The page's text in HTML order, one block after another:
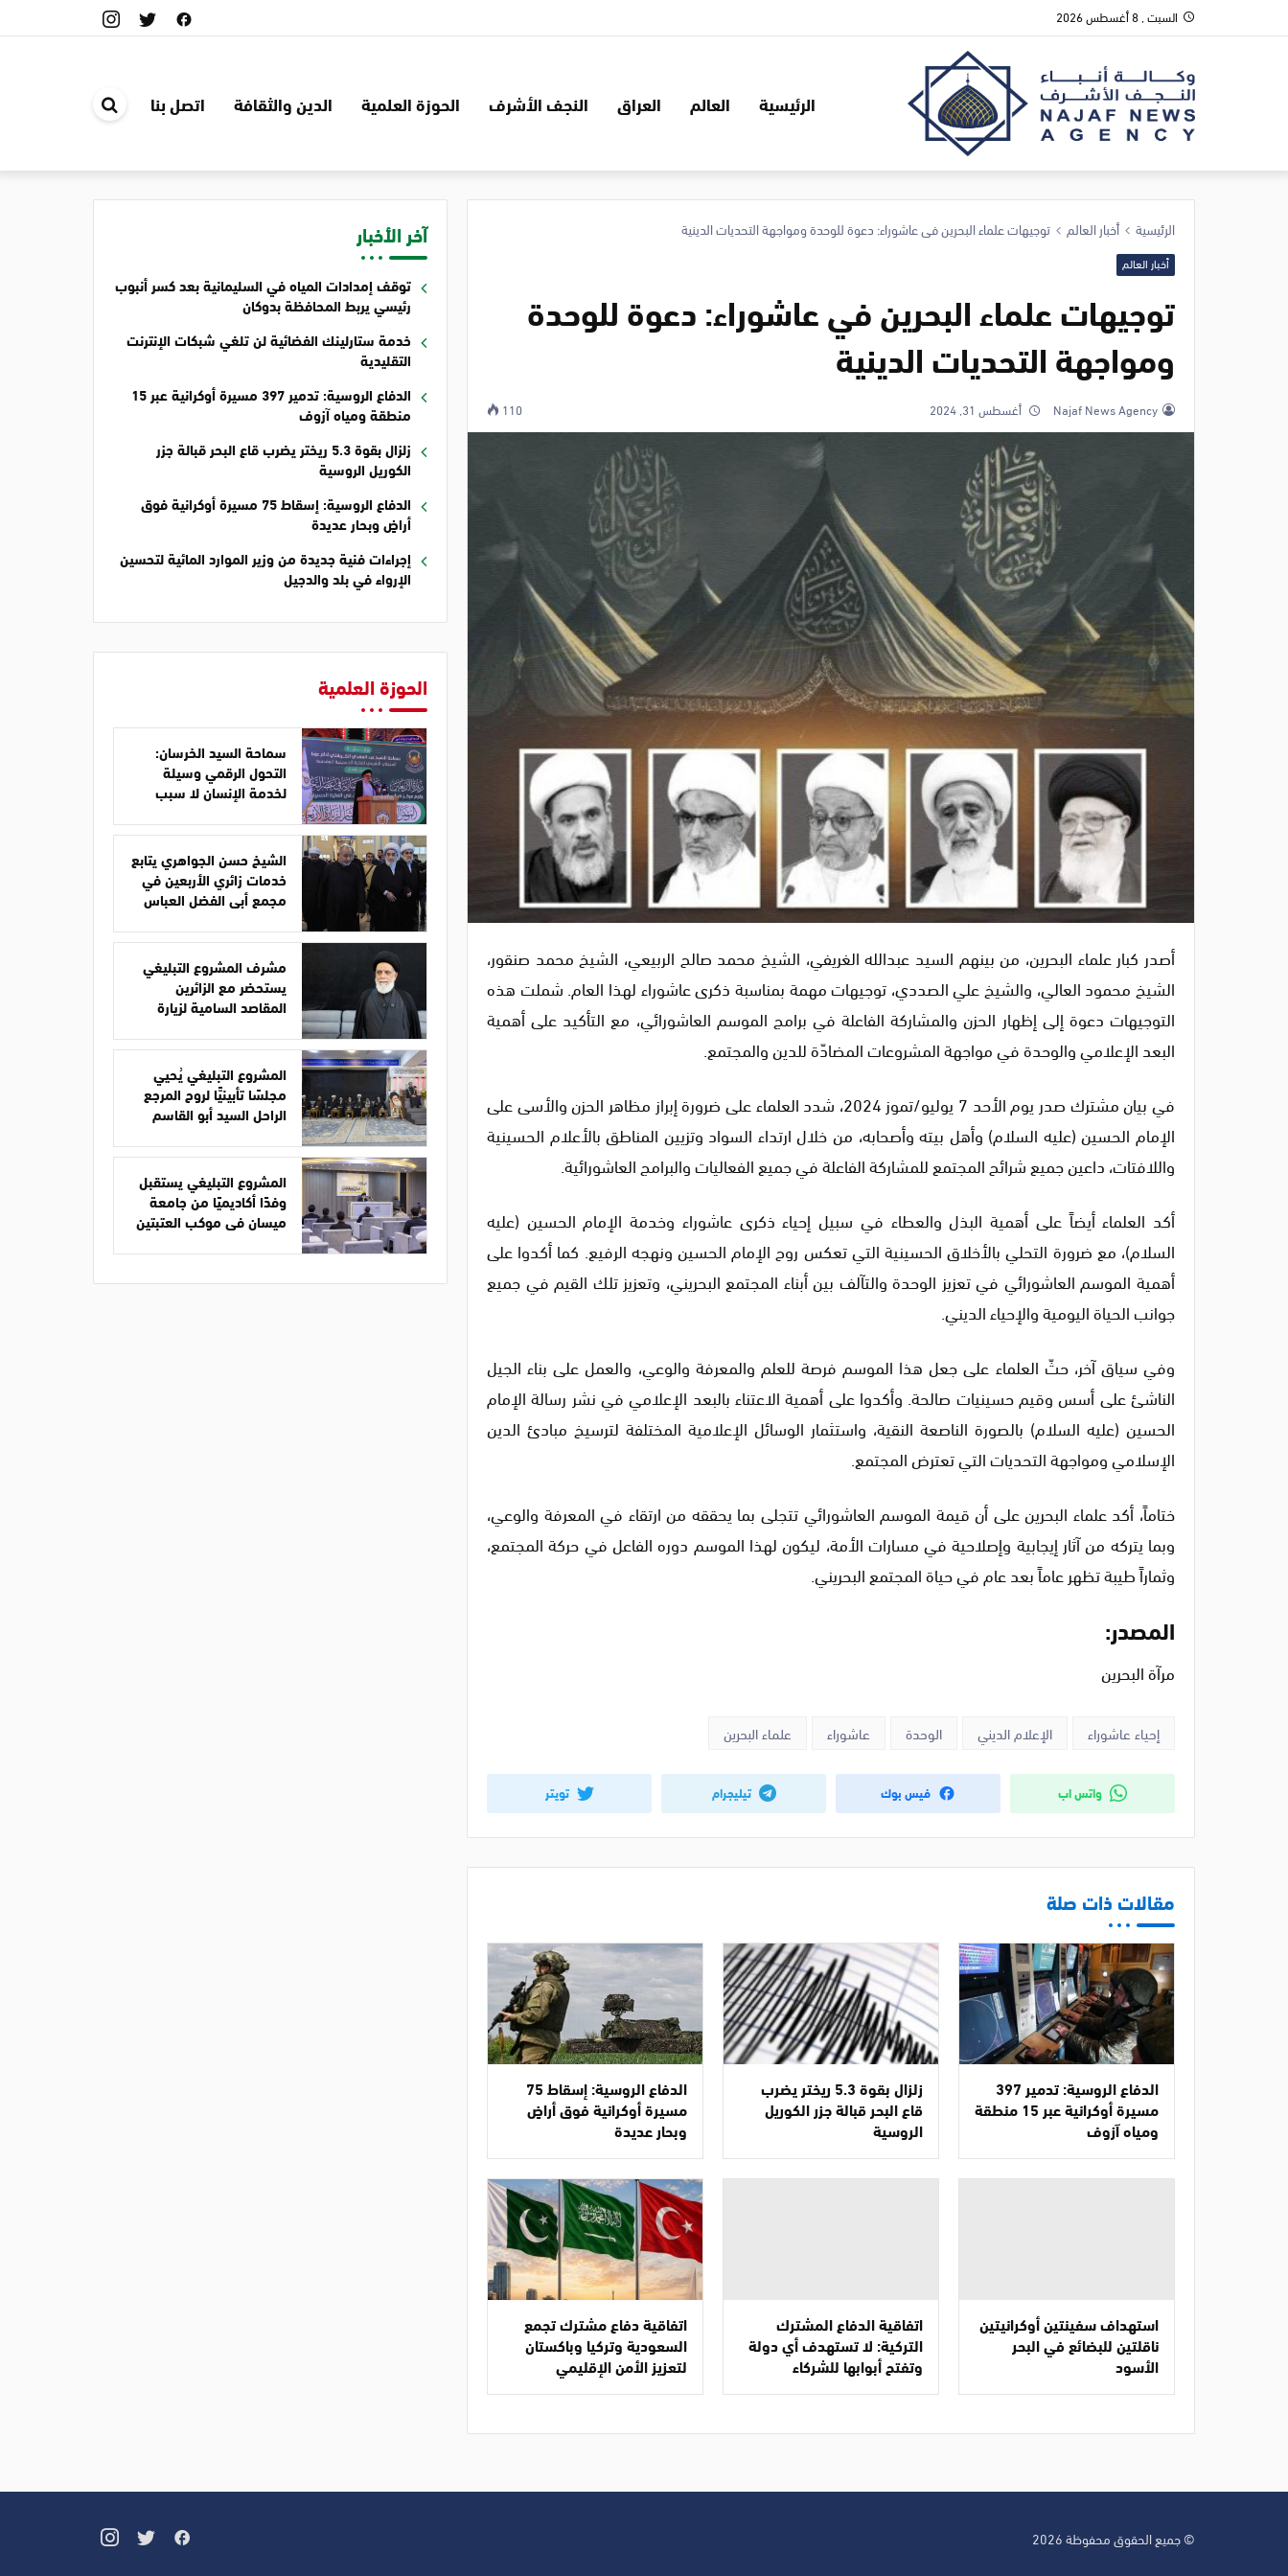
السبت , 8 أغسطس 2026
الرئيسية العالم العراق النجف الأشرف الحوزة العلمية الدين والثقافة اتصل بنا
الموقع
الرئيسية أخبار العالم توجيهات علماء البحرين في عاشوراء: دعوة للوحدة ومواجهة التحديات الدينية
أخبار العالم
توجيهات علماء البحرين في عاشوراء: دعوة للوحدة
ومواجهة التحديات الدينية
Najaf News Agency أغسطس 31, 2024 110
أصدر كبار علماء البحرين، من بينهم السيد عبدالله الغريفي، الشيخ محمد صالح الربيعي، الشيخ محمد صنقور،
الشيخ محمود العالي، والشيخ علي الصددي، توجيهات مهمة بمناسبة ذكرى عاشوراء لهذا العام. شملت هذه
التوجيهات دعوة إلى إظهار الحزن والمشاركة الفاعلة في برامج الموسم العاشورائي، مع التأكيد على أهمية
البعد الإعلامي والوحدة في مواجهة المشروعات المضادّة للدين والمجتمع.
في بيان مشترك صدر يوم الأحد 7 يوليو/تموز 2024، شدد العلماء على ضرورة إبراز مظاهر الحزن والأسى على
الإمام الحسين (عليه السلام) وأهل بيته وأصحابه، من خلال ارتداء السواد وتزيين المناطق بالأعلام الحسينية
واللافتات، داعين جميع شرائح المجتمع للمشاركة الفاعلة في جميع الفعاليات والبرامج العاشورائية.
أكد العلماء أيضاً على أهمية البذل والعطاء في سبيل إحياء ذكرى عاشوراء وخدمة الإمام الحسين (عليه
السلام)، مع ضرورة التحلي بالأخلاق الحسينية التي تعكس روح الإمام الحسين ونهجه الرفيع. كما أكدوا على
أهمية الموسم العاشورائي في تعزيز الوحدة والتآلف بين أبناء المجتمع البحريني، وتعزيز تلك القيم في جميع
جوانب الحياة اليومية والإحياء الديني.
وفي سياق آخر، حثّ العلماء على جعل هذا الموسم فرصة للعلم والمعرفة والوعي، والعمل على بناء الجيل
الناشئ على أسس وقيم حسينيات صالحة. وأكدوا على أهمية الاعتناء بالبعد الإعلامي في نشر رسالة الإمام
الحسين (عليه السلام) بالصورة الناصعة النقية، واستثمار الوسائل الإعلامية المختلفة لترسيخ مبادئ الدين
الإسلامي ومواجهة التحديات التي تعترض المجتمع.
ختاماً، أكد علماء البحرين على أن قيمة الموسم العاشورائي تتجلى بما يحققه من ارتقاء في المعرفة والوعي،
وبما يتركه من آثار إيجابية وإصلاحية في مسارات الأمة، ليكون لهذا الموسم دوره الفاعل في حركة المجتمع،
وثماراً طيبة تظهر عاماً بعد عام في حياة المجتمع البحريني.
المصدر:
مرآة البحرين
إحياء عاشوراء الإعلام الديني الوحدة عاشوراء علماء البحرين
واتس اب فيس بوك تيليجرام تويتر
مقالات ذات صلة
الدفاع الروسية: تدمير 397
مسيرة أوكرانية عبر 15 منطقة
ومياه آزوف
زلزال بقوة 5.3 ريختر يضرب
قاع البحر قبالة جزر الكوريل
الروسية
الدفاع الروسية: إسقاط 75
مسيرة أوكرانية فوق أراضٍ
وبحار عديدة
استهداف سفينتين أوكرانيتين
ناقلتين للبضائع في البحر
الأسود
اتفاقية الدفاع المشترك
التركية: لا تستهدف أي دولة
وتفتح أبوابها للشركاء
اتفاقية دفاع مشترك تجمع
السعودية وتركيا وباكستان
لتعزيز الأمن الإقليمي
آخر الأخبار
توقف إمدادات المياه في السليمانية بعد كسر أنبوب
رئيسي يربط المحافظة بدوكان
خدمة ستارلينك الفضائية لن تلغي شبكات الإنترنت
التقليدية
الدفاع الروسية: تدمير 397 مسيرة أوكرانية عبر 15
منطقة ومياه آزوف
زلزال بقوة 5.3 ريختر يضرب قاع البحر قبالة جزر
الكوريل الروسية
الدفاع الروسية: إسقاط 75 مسيرة أوكرانية فوق
أراضٍ وبحار عديدة
إجراءات فنية جديدة من وزير الموارد المائية لتحسين
الإرواء في بلد والدجيل
الحوزة العلمية
سماحة السيد الخرسان:
التحول الرقمي وسيلة
لخدمة الإنسان لا سبب
الشيخ حسن الجواهري يتابع
خدمات زائري الأربعين في
مجمع أبي الفضل العباس
مشرف المشروع التبليغي
يستحضر مع الزائرين
المقاصد السامية لزيارة
المشروع التبليغي يُحيي
مجلسًا تأبينيًّا لروح المرجع
الراحل السيد أبو القاسم
المشروع التبليغي يستقبل
وفدًا أكاديميًا من جامعة
ميسان في موكب العتبتين
© جميع الحقوق محفوظة 2026